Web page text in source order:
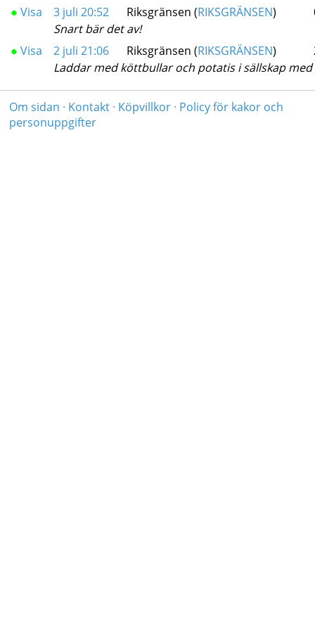
● Visa 3 juli 20:52 Riksgränsen (RIKSGRÄNSEN)
Snart bär det av!
● Visa 2 juli 21:06 Riksgränsen (RIKSGRÄNSEN)
Laddar med köttbullar och potatis i sällskap med
Om sidan · Kontakt· Köpvillkor· Policy för kakor och
personuppgifter